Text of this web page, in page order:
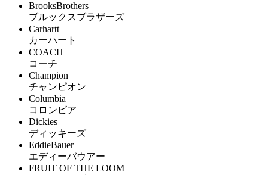
BrooksBrothers
ブルックスブラザーズ
Carhartt
カーハート
COACH
コーチ
Champion
チャンピオン
Columbia
コロンビア
Dickies
ディッキーズ
EddieBauer
エディーバウアー
FRUIT OF THE LOOM